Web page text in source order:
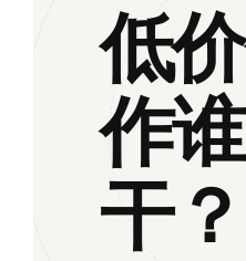
低
作
干？